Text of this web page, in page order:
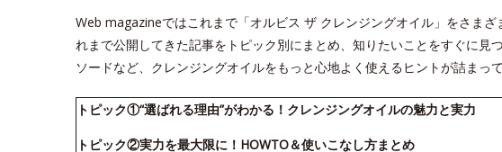
Web magazineではこれまで「オルビス ザ クレンジングオイル」をさま
れまで公開してきた記事をトピック別にまとめ、知りたいことをすぐに見
ソードなど、クレンジングオイルをもっと心地よく使えるヒントが詰まっ
トピック①“選ばれる理由”がわかる！クレンジングオイルの魅力と実力
トピック②実力を最大限に！HOWTO＆使いこなし方まとめ